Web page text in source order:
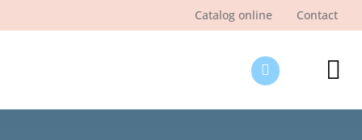
Catalog online Contact